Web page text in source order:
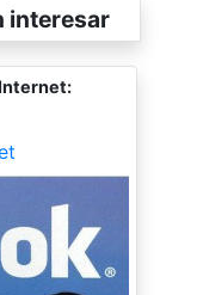
interesar